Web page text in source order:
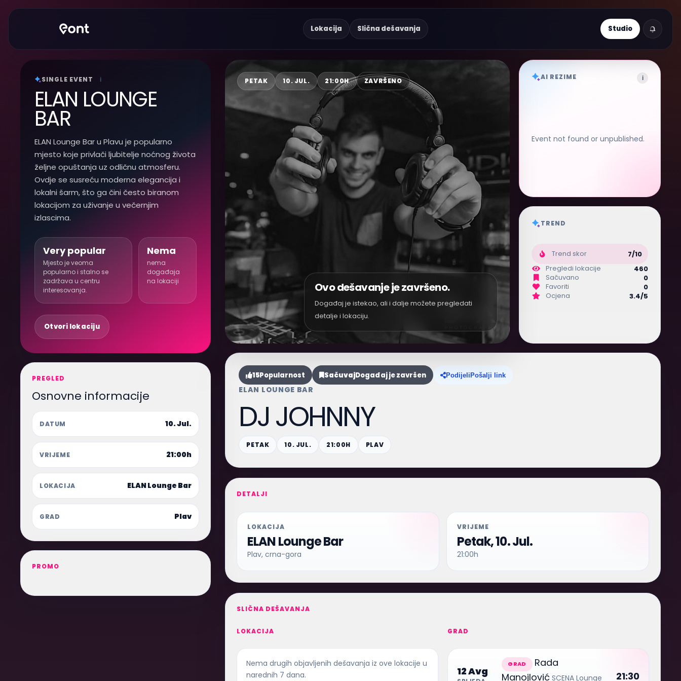
Lokacija Slična dešavanja Studio
SINGLE EVENT i
ELAN LOUNGE
BAR
ELAN Lounge Bar u Plavu je popularno
mjesto koje privlači ljubitelje noćnog života
željne opuštanja uz odličnu atmosferu.
Ovdje se susreću moderna elegancija i
lokalni šarm, što ga čini često biranom
lokacijom za uživanje u večernjim
izlascima.
Very popular
Mjesto je veoma
popularno i stalno se
zadržava u centru
interesovanja.
Nema
nema
događaja
na lokaciji
Otvori lokaciju
PREGLED
Osnovne informacije
DATUM 10. Jul.
VRIJEME 21:00h
LOKACIJA ELAN Lounge Bar
GRAD Plav
PROMO
PETAK 10. JUL. 21:00H ZAVRŠENO
Ovo dešavanje je završeno.
Događaj je istekao, ali i dalje možete pregledati
detalje i lokaciju.
AI REZIME i
Event not found or unpublished.
TREND
Trend skor
7/10
Pregledi lokacije
460
Sačuvano
0
Favoriti
0
Ocjena
3.4/5
15Popularnost SačuvajDogađaj je završen PodijeliPošalji link
ELAN LOUNGE BAR
DJ JOHNNY
PETAK 10. JUL. 21:00H PLAV
DETALJI
LOKACIJA
ELAN Lounge Bar
Plav, crna-gora
VRIJEME
Petak, 10. Jul.
21:00h
SLIČNA DEŠAVANJA
LOKACIJA
Nema drugih objavljenih dešavanja iz ove lokacije u
narednih 7 dana.
GRAD
12 Avg
GRAD
Rada
Manojlović SCENA Lounge 21:30